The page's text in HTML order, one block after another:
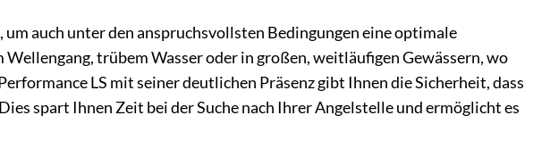
auch unter den anspruchsvollsten Bedingungen eine optimale
trübem Wasser oder in großen, weitläufigen Gewässern, wo
LS mit seiner deutlichen Präsenz gibt Ihnen die Sicherheit, dass
spart Ihnen Zeit bei der Suche nach Ihrer Angelstelle und ermöglicht es